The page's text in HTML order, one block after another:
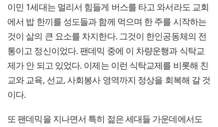
이민 1세대는 멀리서 힘들게 버스를 타고 와서라도 교회
에서 밥 한끼를 성도들과 함께 먹으며 한 주를 시작하는
것이 삶의 큰 요소를 차지한다. 그것이 한인공동체의 전
통이고 정신이었다. 팬데믹 중에 이 차량운행과 식탁교
제가 안 되고 있었다. 이제는 이런 식탁교제를 비롯해 친
교와 교육, 선교, 사회봉사 영역까지 정상을 회복해 갈 것
이다.
또 팬데믹을 지나면서 특히 젊은 세대들 가운데에서도